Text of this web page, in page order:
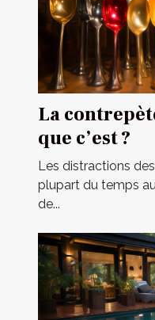
La
que c’est ?
Les distractions
plupart du temps
de...